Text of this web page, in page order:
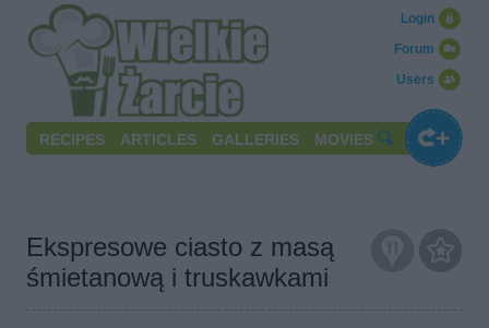
Users
Forum
Login
RECIPES ARTICLES GALLERIES MOVIES
Ekspresowe ciasto z masą
śmietanową i truskawkami